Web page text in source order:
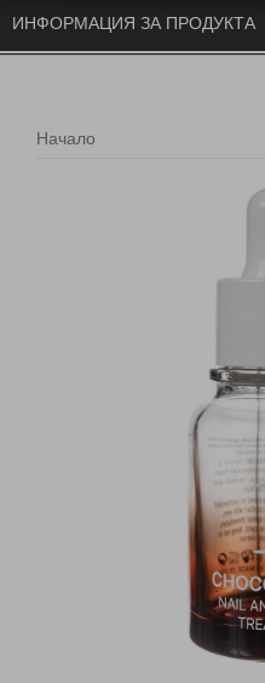
Начало
ИНФОРМАЦИЯ ЗА ПРОДУКТА